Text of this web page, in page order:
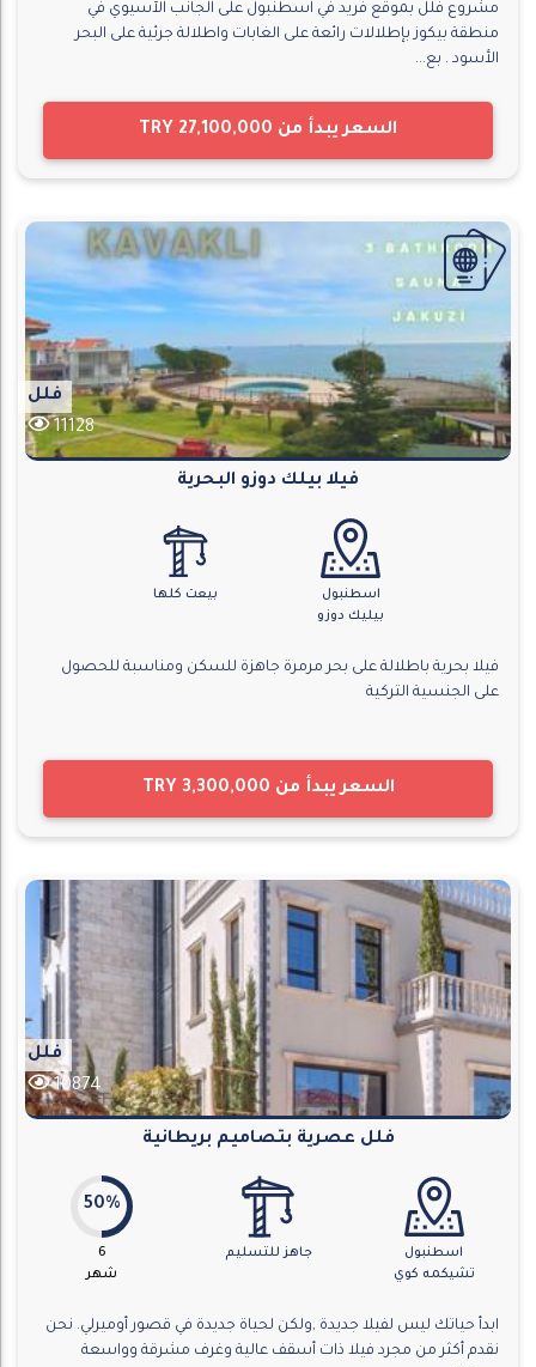
مشروع فلل بموقع فريد في اسطنبول على الجانب الآسيوي في
منطقة بيكوز بإطلالات رائعة على الغابات واطلالة جرئية على البحر
الأسود . بع...
السعر يبدأ من TRY 27,100,000
فلل
11128
فيلا بيلك دوزو البحرية
اسطنبول
بيليك دوزو
بيعت كلها
فيلا بحرية باطلالة على بحر مرمرة جاهزة للسكن ومناسبة للحصول
على الجنسية التركية
السعر يبدأ من TRY 3,300,000
فلل
10874
فلل عصرية بتصاميم بريطانية
اسطنبول
تشيكمه كوي
جاهز للتسليم
50%
6
شهر
ابدأ حياتك ليس لفيلا جديدة ,ولكن لحياة جديدة في قصور أوميرلي. نحن
نقدم أكثر من مجرد فيلا ذات أسقف عالية وغرف مشرقة وواسعة